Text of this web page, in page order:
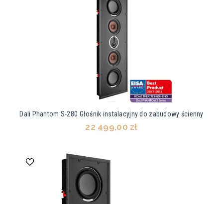
Dali Phantom S-280 Głośnik instalacyjny do zabudowy ścienny
22 499,00 zł